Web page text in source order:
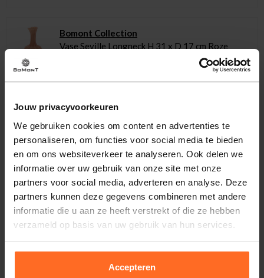
Jouw privacyvoorkeuren
We gebruiken cookies om content en advertenties te
personaliseren, om functies voor social media te bieden
en om ons websiteverkeer te analyseren. Ook delen we
informatie over uw gebruik van onze site met onze
partners voor social media, adverteren en analyse. Deze
partners kunnen deze gegevens combineren met andere
informatie die u aan ze heeft verstrekt of die ze hebben
verzameld op basis van uw gebruik van hun services.
Accepteren
Bomont Collection
Vase Seville Longneck H 31 x D 17 cm Roze
In winkelmand
Bomont Collection
Boek Coco Chanel: revolutionaire vrouw Multi
MAAT
In winkelmand